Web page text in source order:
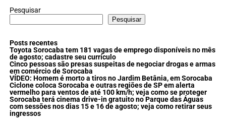
Pesquisar
Pesquisar
Posts recentes
Toyota Sorocaba tem 181 vagas de emprego disponíveis no mês
de agosto; cadastre seu currículo
Cinco pessoas são presas suspeitas de negociar drogas e armas
em comércio de Sorocaba
VÍDEO: Homem é morto a tiros no Jardim Betânia, em Sorocaba
Ciclone coloca Sorocaba e outras regiões de SP em alerta
vermelho para ventos de até 100 km/h; veja como se proteger
Sorocaba terá cinema drive-in gratuito no Parque das Águas
com sessões nos dias 15 e 16 de agosto; veja como retirar seus
ingressos